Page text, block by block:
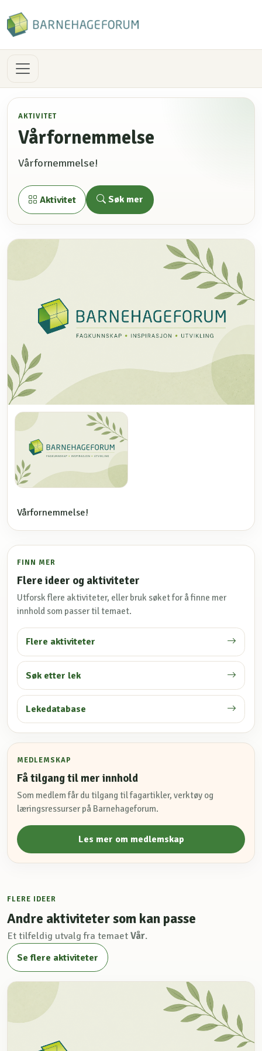
AKTIVITET
Vårfornemmelse
Vårfornemmelse!
Aktivitet Søk mer
Vårfornemmelse!
FINN MER
Flere ideer og aktiviteter
Utforsk flere aktiviteter, eller bruk søket for å finne mer
innhold som passer til temaet.
Flere aktiviteter
Søk etter lek
Lekedatabase
MEDLEMSKAP
Få tilgang til mer innhold
Som medlem får du tilgang til fagartikler, verktøy og
læringsressurser på Barnehageforum.
Les mer om medlemskap
FLERE IDEER
Andre aktiviteter som kan passe
Et tilfeldig utvalg fra temaet Vår.
Se flere aktiviteter